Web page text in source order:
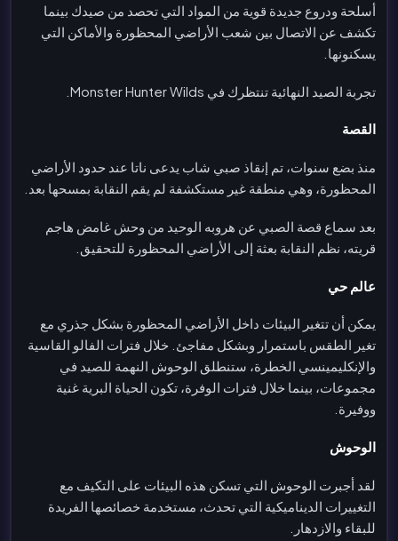
أسلحة ودروع جديدة قوية من المواد التي تحصد من صيدك بينما
تكشف عن الاتصال بين شعب الأراضي المحظورة والأماكن التي
يسكنونها.
تجربة الصيد النهائية تنتظرك في Monster Hunter Wilds.
القصة
منذ بضع سنوات، تم إنقاذ صبي شاب يدعى ناتا عند حدود الأراضي
المحظورة، وهي منطقة غير مستكشفة لم يقم النقابة بمسحها بعد.
بعد سماع قصة الصبي عن هروبه الوحيد من وحش غامض هاجم
قريته، نظم النقابة بعثة إلى الأراضي المحظورة للتحقيق.
عالم حي
يمكن أن تتغير البيئات داخل الأراضي المحظورة بشكل جذري مع
تغير الطقس باستمرار وبشكل مفاجئ. خلال فترات الفالو القاسية
والإنكليمينسي الخطرة، ستنطلق الوحوش النهمة للصيد في
مجموعات، بينما خلال فترات الوفرة، تكون الحياة البرية غنية
ووفيرة.
الوحوش
لقد أجبرت الوحوش التي تسكن هذه البيئات على التكيف مع
التغييرات الديناميكية التي تحدث، مستخدمة خصائصها الفريدة
للبقاء والازدهار.